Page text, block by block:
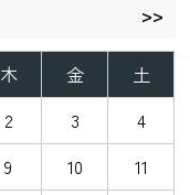
>>
木 金
土
2 3
4
9 10
11